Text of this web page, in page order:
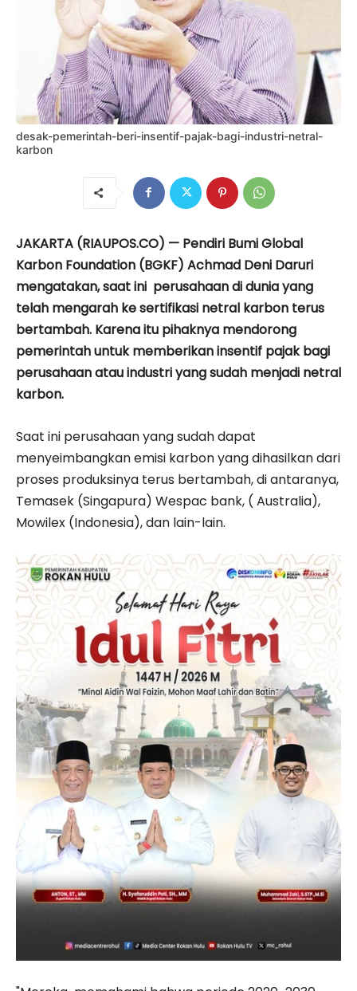
desak-pemerintah-beri-insentif-pajak-bagi-industri-netral-
karbon
JAKARTA (RIAUPOS.CO) — Pendiri Bumi Global
Karbon Foundation (BGKF) Achmad Deni Daruri
mengatakan, saat ini perusahaan di dunia yang
telah mengarah ke sertifikasi netral karbon terus
bertambah. Karena itu pihaknya mendorong
pemerintah untuk memberikan insentif pajak bagi
perusahaan atau industri yang sudah menjadi netral
karbon.
Saat ini perusahaan yang sudah dapat
menyeimbangkan emisi karbon yang dihasilkan dari
proses produksinya terus bertambah, di antaranya,
Temasek (Singapura) Wespac bank, ( Australia),
Mowilex (Indonesia), dan lain-lain.